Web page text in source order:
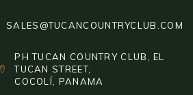
SALES@TUCANCOUNTRYCLUB.COM
PH TUCAN COUNTRY CLUB, EL
TUCAN STREET,
COCOLÍ, PANAMA